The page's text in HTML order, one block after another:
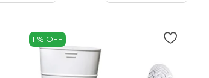
11% OFF